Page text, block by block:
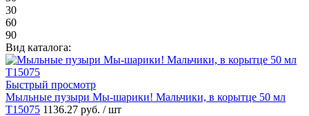
30
60
90
Вид каталога:
Быстрый просмотр
Мыльные пузыри Мы-шарики! Мальчики, в корытце 50 мл
Т15075 1136.27 руб. / шт